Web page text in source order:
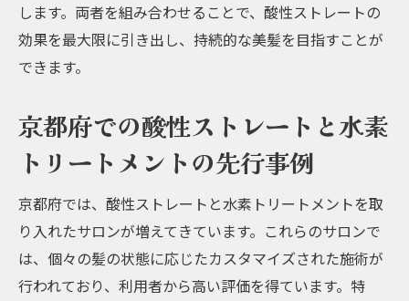
します。両者を組み合わせることで、酸性ストレートの
効果を最大限に引き出し、持続的な美髪を目指すことが
できます。
京都府での酸性ストレートと水素
トリートメントの先行事例
京都府では、酸性ストレートと水素トリートメントを取
り入れたサロンが増えてきています。これらのサロンで
は、個々の髪の状態に応じたカスタマイズされた施術が
行われており、利用者から高い評価を得ています。特